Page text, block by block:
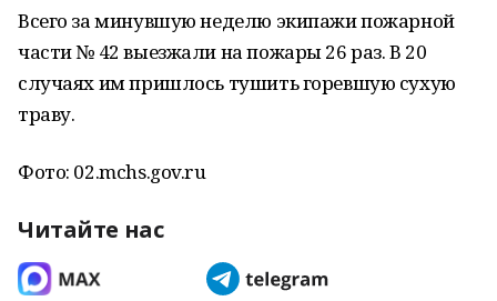
Всего за минувшую неделю экипажи пожарной
части № 42 выезжали на пожары 26 раз. В 20
случаях им пришлось тушить горевшую сухую
траву.
Фото: 02.mchs.gov.ru
Читайте нас